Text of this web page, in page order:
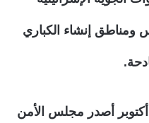
إنشاء الكباري
واستمرت الحرب وفى يوم 22 أكتوبر أصدر مجلس الأمن